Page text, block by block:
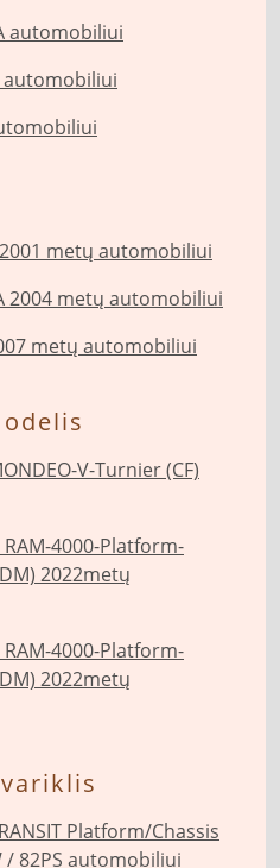
automobiliui
automobiliui
metų automobiliui
2004 metų automobiliui
metų automobiliui
V-Turnier (CF)
4000-Platform-
2022metų
4000-Platform-
2022metų
Platform/Chassis
/ 82PS automobiliui